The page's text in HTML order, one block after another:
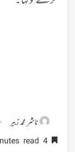
ناشرمحمد زبیر
4 minutes read